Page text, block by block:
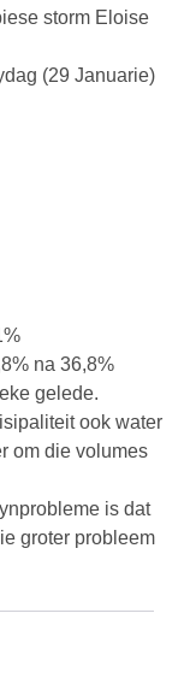
storm Eloise
(29 Januarie)
na 36,8%
gelede.
ook water
om die volumes
is dat
groter probleem